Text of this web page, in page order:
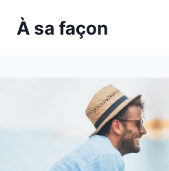
À sa façon